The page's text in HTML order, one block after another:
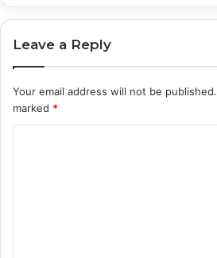
Leave a Reply
Your email address will not be published.
marked *